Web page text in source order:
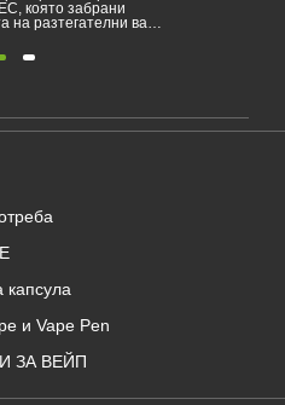
превърнаха в популярен
който помага на потребителите
капсула
и Vape Pen
ЗА ВЕЙП